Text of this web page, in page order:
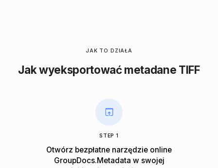
JAK TO DZIAŁA
Jak wyeksportować metadane TIFF
STEP 1
Otwórz bezpłatne narzędzie online
GroupDocs.Metadata w swojej